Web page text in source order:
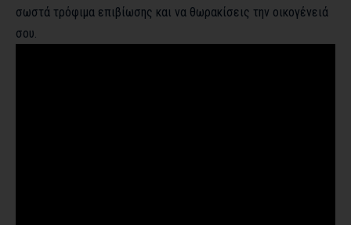
σωστά τρόφιμα επιβίωσης και να θωρακίσεις την οικογένειά
σου.